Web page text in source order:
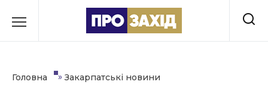
до
Головна » Закарпатські новини